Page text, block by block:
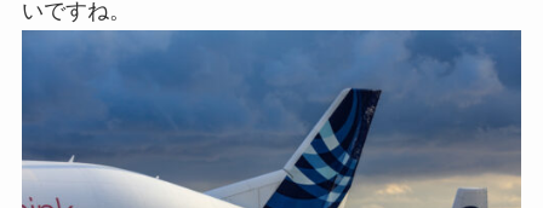
いですね。